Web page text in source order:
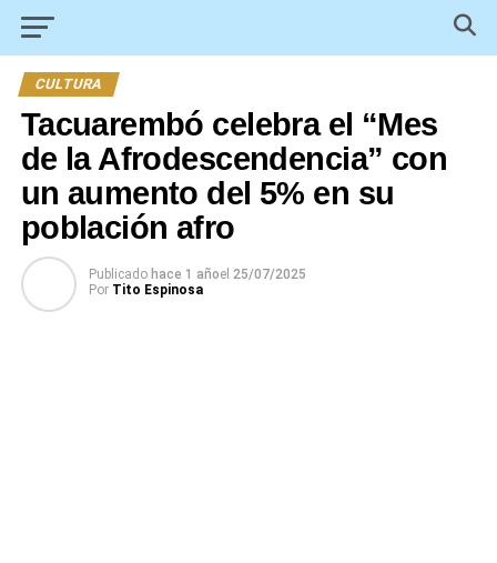
CULTURA
Tacuarembó celebra el “Mes
de la Afrodescendencia” con
un aumento del 5% en su
población afro
Publicado hace 1 añoel 25/07/2025
Por Tito Espinosa